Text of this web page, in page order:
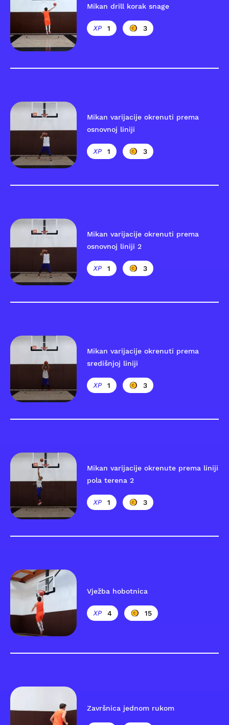
Mikan drill korak snage
1 3
Mikan varijacije okrenuti prema
osnovnoj liniji
1 3
Mikan varijacije okrenuti prema
osnovnoj liniji 2
1 3
Mikan varijacije okrenuti prema
središnjoj liniji
1 3
Mikan varijacije okrenute prema liniji
pola terena 2
1 3
Vježba hobotnica
4 15
Završnica jednom rukom